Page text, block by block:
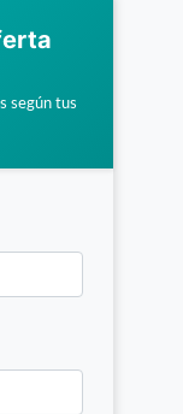
según tus